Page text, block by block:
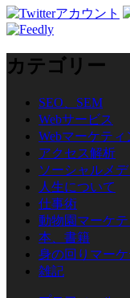
カテゴリー
SEO、SEM
Webサービス
Webマーケティ
アクセス解析
ソーシャルメ
人生について
仕事術
動物園マーケ
本、書籍
身の回りマー
雑記